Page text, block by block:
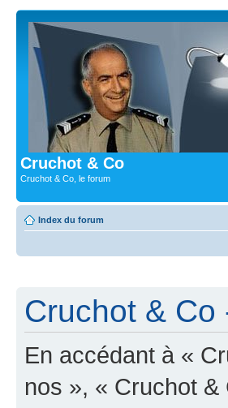
Cruchot & Co
Cruchot & Co, le forum
Index du forum
Cruchot & Co
En accédant à «
nos », « Cruchot